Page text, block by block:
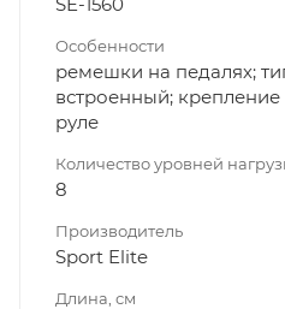
Особенности
ремешки на педалях;
встроенный;
руле
Количество уровней
8
Производитель
Sport Elite
Длина, см